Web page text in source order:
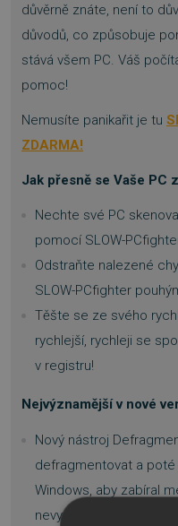
důvěrně znáte, není to
důvodů, co způsobuje
stává všem PC. Váš
pomoc!
Nemusíte panikařit je tu
ZDARMA!
Jak přesně se Vaše PC
Nechte své PC
pomocí SLOW-
Odstraňte nalezené
SLOW-PCfighter
Těšte se ze svého
rychlejší, rychleji se
v registru!
Nejvýznamější v nové
Nový nástroj
defragmentovat a
Windows, aby zabíral
nevyužívaného